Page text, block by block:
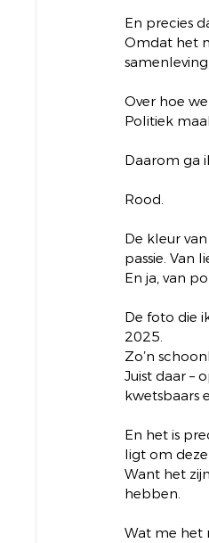
En precies
Omdat het
Over hoe
Politiek
Daarom ga
Rood.
De kleur
passie. Van
En ja, van
De foto die
2025.
Zo’n
Juist daar –
kwetsbaars
En het is
ligt om
Want het
hebben.
Wat me het